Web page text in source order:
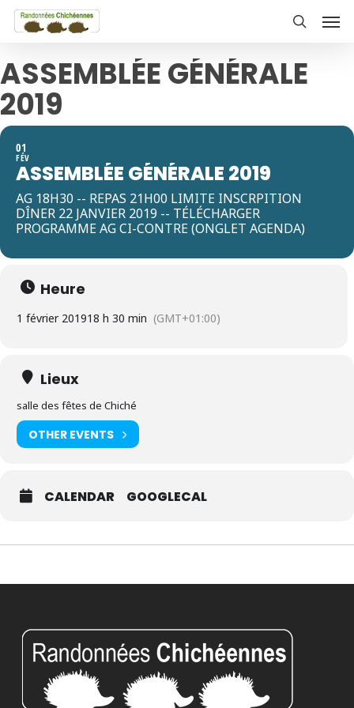
Skip
content
ASSEMBLÉE GÉNÉRALE
2019
01
FÉV
ASSEMBLÉE GÉNÉRALE 2019
AG 18H30 -- REPAS 21H00 LIMITE INSCRPITION
DÎNER 22 JANVIER 2019 -- TÉLÉCHARGER
PROGRAMME AG CI-CONTRE (ONGLET AGENDA)
Heure
1 février 201918 h 30 min (GMT+01:00)
Lieux
salle des fêtes de Chiché
OTHER EVENTS
CALENDAR GOOGLECAL